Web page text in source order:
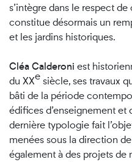
s’intègre dans le respect
constitue désormais un
et les jardins historiques.
Cléa Calderoni est
du XXesiècle, ses travaux
bâti de la période
édifices d’enseignement
dernière typologie fait
menées sous la direction
également à des projets de